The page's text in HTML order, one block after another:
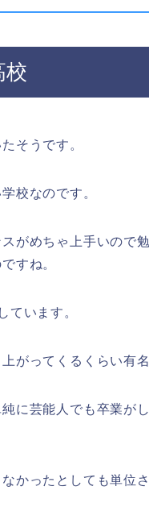
校
そうです。
校なのです。
がめちゃ上手いので
すね。
しています。
がってくるくらい有
に芸能人でも卒業が
かったとしても単位